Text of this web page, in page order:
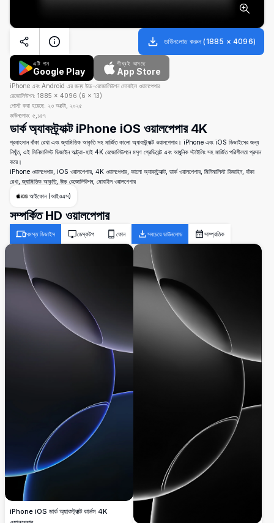
ডাউনলোড করুন(1885 × 4096)
এটি পান
Google Play
শীঘ্রই আসছে
App Store
iPhone এবং Android এর জন্য উচ্চ-রেজোলিউশন মোবাইল ওয়ালপেপার
রেজোলিউশন: 1885 × 4096 (6 × 13)
পোস্ট করা হয়েছে: ২৩ অক্টো, ২০২৫
ডাউনলোড: ৫,১৫৭
ডার্ক অ্যাবস্ট্র্যাক্ট iPhone iOS ওয়ালপেপার 4K
প্রবাহমান বাঁকা রেখা এবং জ্যামিতিক আকৃতি সহ মার্জিত কালো অ্যাবস্ট্র্যাক্ট ওয়ালপেপার। iPhone এবং iOS ডিভাইসের জন্য
নিখুঁত, এই মিনিমালিস্ট ডিজাইন আল্ট্রা-হাই 4K রেজোলিউশনে মসৃণ গ্রেডিয়েন্ট এবং আধুনিক স্টাইলিং সহ মার্জিত পরিশীলতা প্রদান
করে।
iPhone ওয়ালপেপার, iOS ওয়ালপেপার, 4K ওয়ালপেপার, কালো অ্যাবস্ট্র্যাক্ট, ডার্ক ওয়ালপেপার, মিনিমালিস্ট ডিজাইন, বাঁকা
রেখা, জ্যামিতিক আকৃতি, উচ্চ রেজোলিউশন, মোবাইল ওয়ালপেপার
আইফোন (আইওএস)
সম্পর্কিত HD ওয়ালপেপার
সমস্ত ডিভাইস ডেস্কটপ ফোন সবচেয়ে ডাউনলোড সাম্প্রতিক
iPhone iOS ডার্ক অ্যাবস্ট্রাক্ট কার্ভস 4K